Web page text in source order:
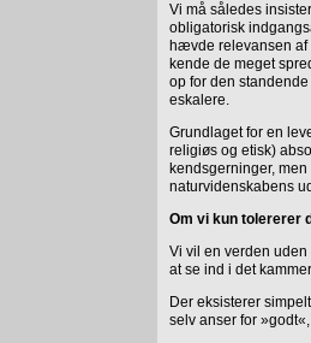
Vi må således
obligatorisk
hævde relevansen af
kende de meget
op for den
eskalere.
Grundlaget for en
religiøs og etisk)
kendsgerninger,
naturvidenskabens
Om vi kun tolererer
Vi vil en verden
at se ind i det
Der eksisterer
selv anser for